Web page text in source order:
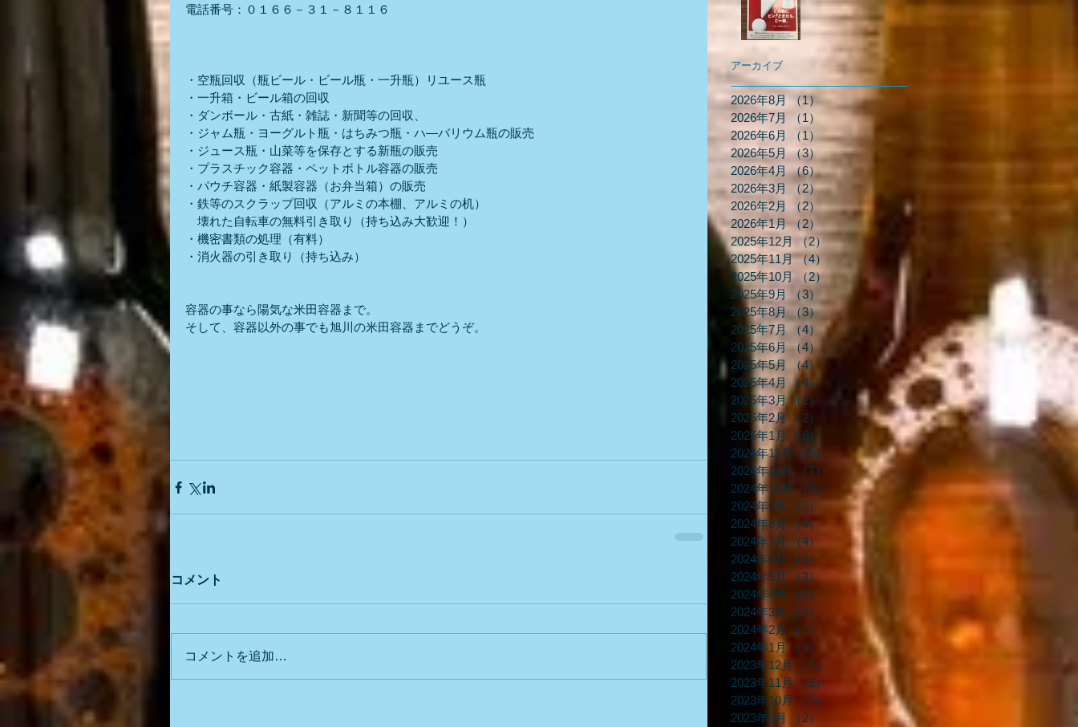
電話番号：０１６６－３１－８１１６
・空瓶回収（瓶ビール・ビール瓶・一升瓶）リユース瓶
・一升箱・ビール箱の回収
・ダンボール・古紙・雑誌・新聞等の回収、
・ジャム瓶・ヨーグルト瓶・はちみつ瓶・ハ―バリウム瓶の販売
・ジュース瓶・山菜等を保存とする新瓶の販売
・プラスチック容器・ペットボトル容器の販売
・パウチ容器・紙製容器（お弁当箱）の販売
・鉄等のスクラップ回収（アルミの本棚、アルミの机）
壊れた自転車の無料引き取り（持ち込み大歓迎！）
・機密書類の処理（有料）
・消火器の引き取り（持ち込み）
容器の事なら陽気な米田容器まで。
そして、容器以外の事でも旭川の米田容器までどうぞ。
コメント
コメントを追加…
アーカイブ
2026年8月 （1）
1件の記事
2026年7月
（1）
1件の記事
2026年6月
（1）1件の記事
2026年5月 （3）3件の記事
2026年4月 （6）6件の記事
2026年3月
（2）2件の記事
2026年2月
（2）2件の記事
2026年1月 （2）2件の記事
2025年12月
（2）2件の記事
2025年11月 （4）
4件の記事
2025年10月
（2）
2件の記事
2025年9月
（3）
3件の記事
2025年8月 （3）3件の記事
2025年7月
（4）
4件の記事
2025年6月 （4）
2025年5月
（4）
2025年4月 （4）
2025年3月
（2）
2件の記事
2025年2月
（2）
2件の記事
2025年1月
（6）
6件の記事
2024年12月
（5）
5件の記事
2024年11月
（7）
7件の記事
2024年10月
（3）
3件の記事
2024年9月
（5）
5件の記事
2024年8月
（4）4件の記事
2024年7月
（4）
4件の記事
2024年6月
（2）
2件の記事
2024年5月
（3）
3件の記事
2024年4月
（9）
9件の記事
2024年3月
（6）
2024年2月
（1）
1件の記事
2024年1月
（3）
3件の記事
2023年12月
（7）
7件の記事
2023年11月
（1）
2023年10月
（5）
2023年9月
（2）